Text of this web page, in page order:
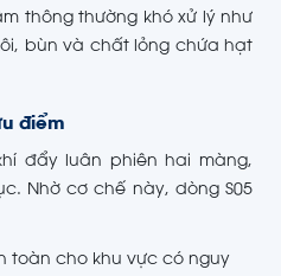
thông thường khó xử lý như
bùn và chất lỏng chứa hạt
điểm
đẩy luân phiên hai màng,
Nhờ cơ chế này, dòng S05
toàn cho khu vực có nguy